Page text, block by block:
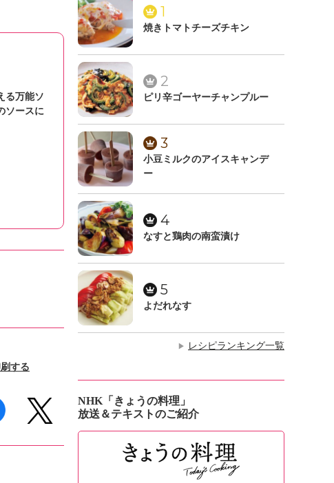
る万能ソ
ソースに
する
1
焼きトマトチーズチキン
2
ピリ辛ゴーヤーチャンプルー
3
小豆ミルクのアイスキャンデ
ー
4
なすと鶏肉の南蛮漬け
5
よだれなす
▶ レシピランキング一覧
NHK「きょうの料理」
放送＆テキストのご紹介